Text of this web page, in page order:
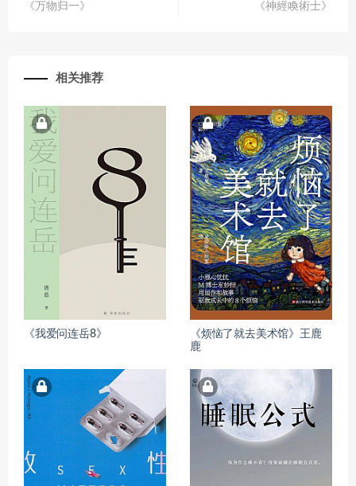
《万物归一》
《神經喚術士》
相关推荐
《我爱问连岳8》
《烦恼了就去美术馆》王鹿
鹿